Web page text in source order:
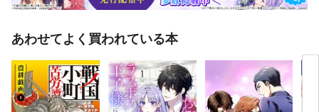
あわせてよく買われている本